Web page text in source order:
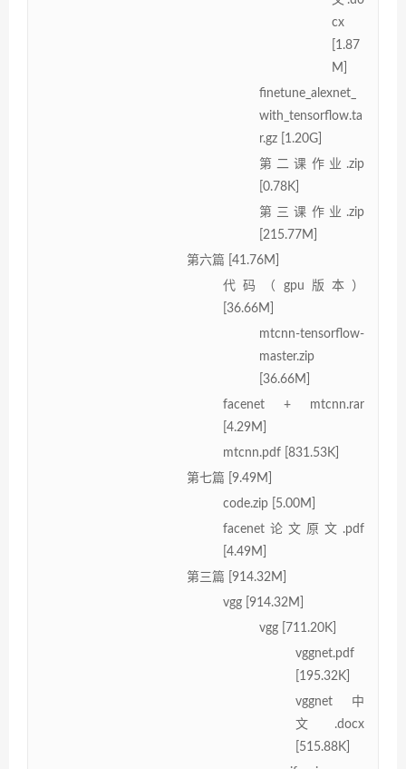
cx
[1.87
M]
finetune_alexnet_
with_tensorflow.ta
r.gz [1.20G]
第二课作业.zip
[0.78K]
第三课作业.zip
[215.77M]
第六篇 [41.76M]
代码（gpu版本）
[36.66M]
mtcnn-tensorflow-
master.zip
[36.66M]
facenet + mtcnn.rar
[4.29M]
mtcnn.pdf [831.53K]
第七篇 [9.49M]
code.zip [5.00M]
facenet论文原文.pdf
[4.49M]
第三篇 [914.32M]
vgg [914.32M]
vgg [711.20K]
vggnet.pdf
[195.32K]
vggnet中
文.docx
[515.88K]